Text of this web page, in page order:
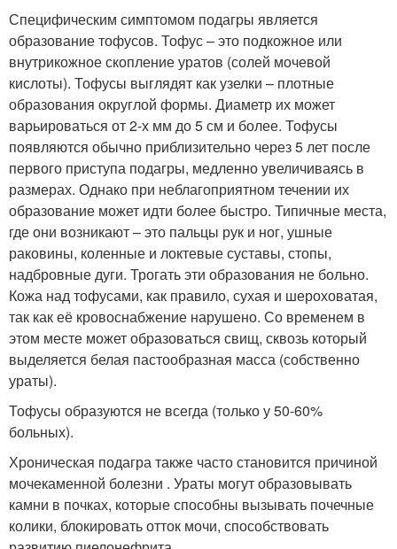
Специфическим симптомом подагры является
образование тофусов. Тофус – это подкожное или
внутрикожное скопление уратов (солей мочевой
кислоты). Тофусы выглядят как узелки – плотные
образования округлой формы. Диаметр их может
варьироваться от 2-х мм до 5 см и более. Тофусы
появляются обычно приблизительно через 5 лет после
первого приступа подагры, медленно увеличиваясь в
размерах. Однако при неблагоприятном течении их
образование может идти более быстро. Типичные места,
где они возникают – это пальцы рук и ног, ушные
раковины, коленные и локтевые суставы, стопы,
надбровные дуги. Трогать эти образования не больно.
Кожа над тофусами, как правило, сухая и шероховатая,
так как её кровоснабжение нарушено. Со временем в
этом месте может образоваться свищ, сквозь который
выделяется белая пастообразная масса (собственно
ураты).
Тофусы образуются не всегда (только у 50-60%
больных).
Хроническая подагра также часто становится причиной
мочекаменной болезни . Ураты могут образовывать
камни в почках, которые способны вызывать почечные
колики, блокировать отток мочи, способствовать